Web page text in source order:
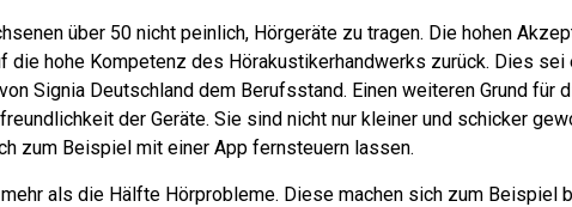
über 50 nicht peinlich, Hörgeräte zu tragen. Die hohen
die hohe Kompetenz des Hörakustikerhandwerks zurück. Dies
Signia Deutschland dem Berufsstand. Einen weiteren Grund für
der Geräte. Sie sind nicht nur kleiner und schicker
zum Beispiel mit einer App fernsteuern lassen.
als die Hälfte Hörprobleme. Diese machen sich zum Beispiel